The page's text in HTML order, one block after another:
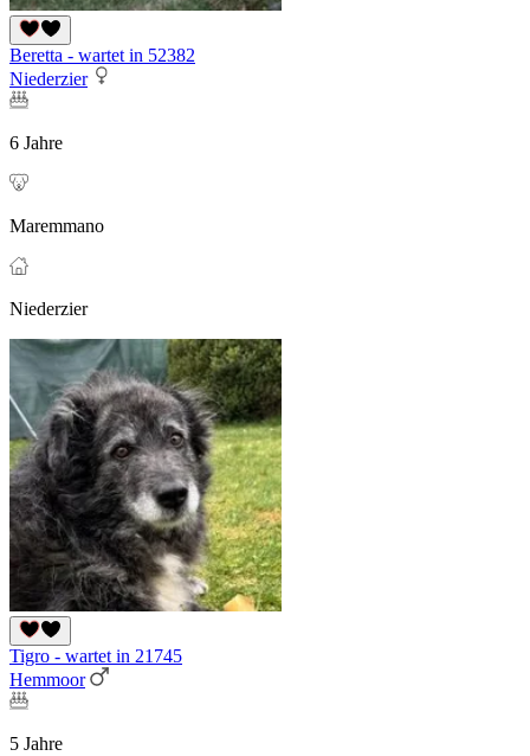
Beretta - wartet in 52382
Niederzier
6 Jahre
Maremmano
Niederzier
Tigro - wartet in 21745
Hemmoor
5 Jahre